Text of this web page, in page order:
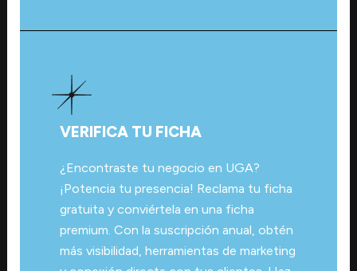
VERIFICA TU FICHA
¿Encontraste tu negocio en UGA?
¡Potencia tu presencia! Reclama tu ficha
gratuita y conviértela en una ficha
premium. Con la suscripción anual, obtén
más visibilidad, herramientas de marketing